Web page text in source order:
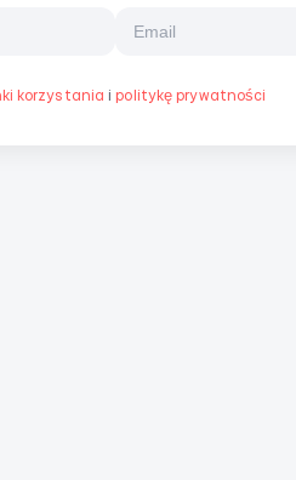
korzystania i politykę prywatności